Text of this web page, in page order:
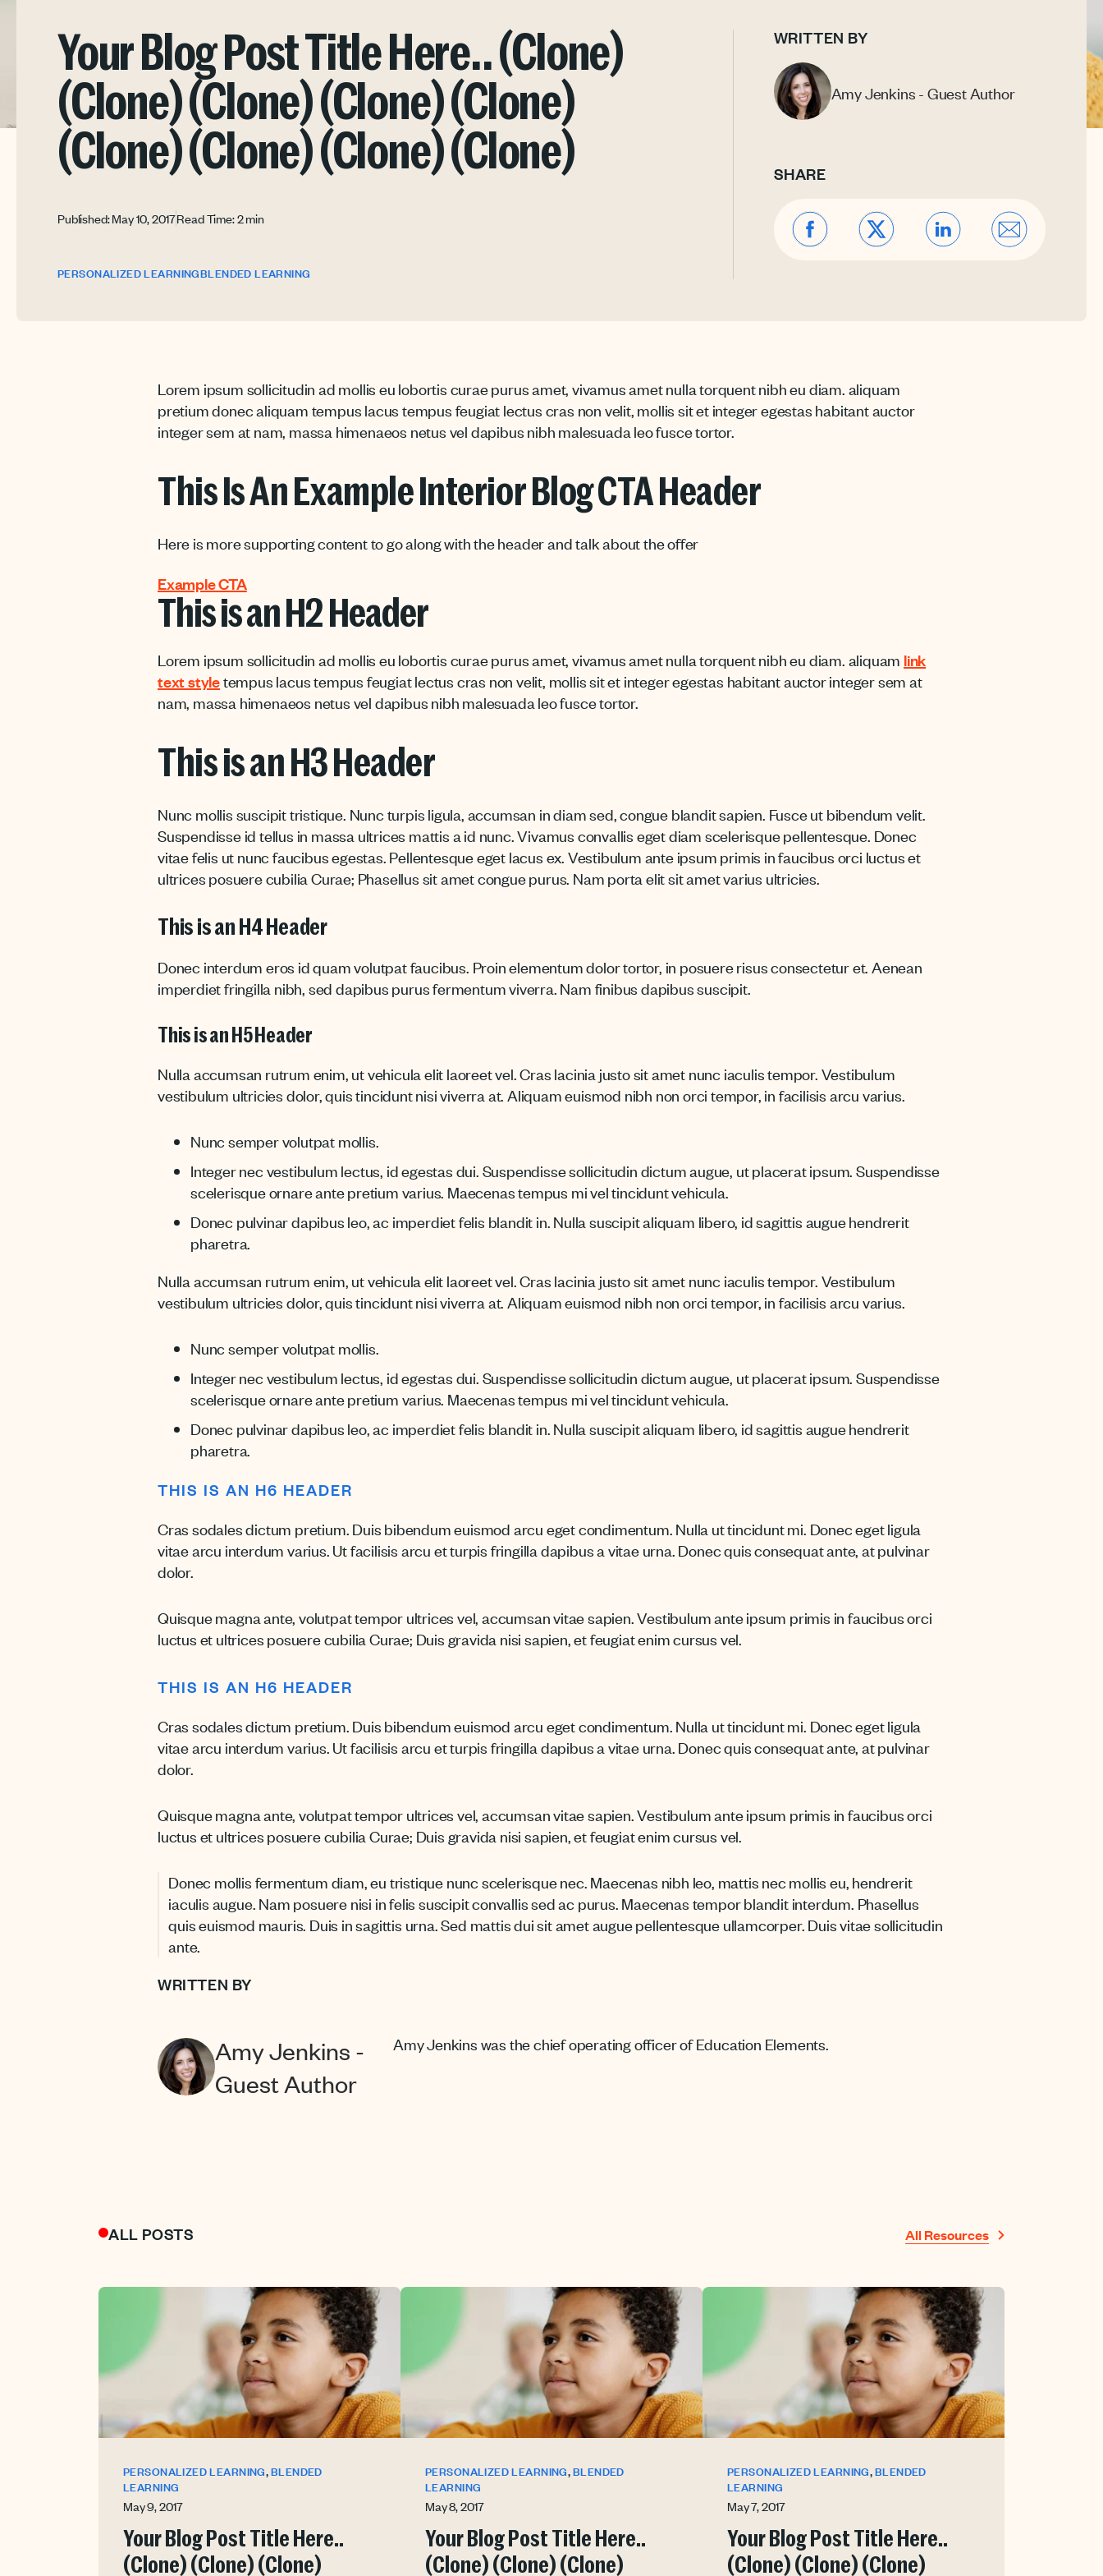
Your Blog Post Title Here.. (Clone)
(Clone) (Clone) (Clone) (Clone)
(Clone) (Clone) (Clone) (Clone)
Published: May 10, 2017Read Time: 2 min
PERSONALIZED LEARNINGBLENDED LEARNING
WRITTEN BY
Amy Jenkins - Guest Author
SHARE
Lorem ipsum sollicitudin ad mollis eu lobortis curae purus amet, vivamus amet nulla torquent nibh eu diam. aliquam
pretium donec aliquam tempus lacus tempus feugiat lectus cras non velit, mollis sit et integer egestas habitant auctor
integer sem at nam, massa himenaeos netus vel dapibus nibh malesuada leo fusce tortor.
This Is An Example Interior Blog CTA Header
Here is more supporting content to go along with the header and talk about the offer
Example CTA
This is an H2 Header
Lorem ipsum sollicitudin ad mollis eu lobortis curae purus amet, vivamus amet nulla torquent nibh eu diam. aliquam link
text styletempus lacus tempus feugiat lectus cras non velit, mollis sit et integer egestas habitant auctor integer sem at
nam, massa himenaeos netus vel dapibus nibh malesuada leo fusce tortor.
This is an H3 Header
Nunc mollis suscipit tristique. Nunc turpis ligula, accumsan in diam sed, congue blandit sapien. Fusce ut bibendum velit.
Suspendisse id tellus in massa ultrices mattis a id nunc. Vivamus convallis eget diam scelerisque pellentesque. Donec
vitae felis ut nunc faucibus egestas. Pellentesque eget lacus ex. Vestibulum ante ipsum primis in faucibus orci luctus et
ultrices posuere cubilia Curae; Phasellus sit amet congue purus. Nam porta elit sit amet varius ultricies.
This is an H4 Header
Donec interdum eros id quam volutpat faucibus. Proin elementum dolor tortor, in posuere risus consectetur et. Aenean
imperdiet fringilla nibh, sed dapibus purus fermentum viverra. Nam finibus dapibus suscipit.
This is an H5 Header
Nulla accumsan rutrum enim, ut vehicula elit laoreet vel. Cras lacinia justo sit amet nunc iaculis tempor. Vestibulum
vestibulum ultricies dolor, quis tincidunt nisi viverra at. Aliquam euismod nibh non orci tempor, in facilisis arcu varius.
Nunc semper volutpat mollis.
Integer nec vestibulum lectus, id egestas dui. Suspendisse sollicitudin dictum augue, ut placerat ipsum. Suspendisse
scelerisque ornare ante pretium varius. Maecenas tempus mi vel tincidunt vehicula.
Donec pulvinar dapibus leo, ac imperdiet felis blandit in. Nulla suscipit aliquam libero, id sagittis augue hendrerit
pharetra.
Nulla accumsan rutrum enim, ut vehicula elit laoreet vel. Cras lacinia justo sit amet nunc iaculis tempor. Vestibulum
vestibulum ultricies dolor, quis tincidunt nisi viverra at. Aliquam euismod nibh non orci tempor, in facilisis arcu varius.
Nunc semper volutpat mollis.
Integer nec vestibulum lectus, id egestas dui. Suspendisse sollicitudin dictum augue, ut placerat ipsum. Suspendisse
scelerisque ornare ante pretium varius. Maecenas tempus mi vel tincidunt vehicula.
Donec pulvinar dapibus leo, ac imperdiet felis blandit in. Nulla suscipit aliquam libero, id sagittis augue hendrerit
pharetra.
THIS IS AN H6 HEADER
Cras sodales dictum pretium. Duis bibendum euismod arcu eget condimentum. Nulla ut tincidunt mi. Donec eget ligula
vitae arcu interdum varius. Ut facilisis arcu et turpis fringilla dapibus a vitae urna. Donec quis consequat ante, at pulvinar
dolor.
Quisque magna ante, volutpat tempor ultrices vel, accumsan vitae sapien. Vestibulum ante ipsum primis in faucibus orci
luctus et ultrices posuere cubilia Curae; Duis gravida nisi sapien, et feugiat enim cursus vel.
THIS IS AN H6 HEADER
Cras sodales dictum pretium. Duis bibendum euismod arcu eget condimentum. Nulla ut tincidunt mi. Donec eget ligula
vitae arcu interdum varius. Ut facilisis arcu et turpis fringilla dapibus a vitae urna. Donec quis consequat ante, at pulvinar
dolor.
Quisque magna ante, volutpat tempor ultrices vel, accumsan vitae sapien. Vestibulum ante ipsum primis in faucibus orci
luctus et ultrices posuere cubilia Curae; Duis gravida nisi sapien, et feugiat enim cursus vel.
Donec mollis fermentum diam, eu tristique nunc scelerisque nec. Maecenas nibh leo, mattis nec mollis eu, hendrerit
iaculis augue. Nam posuere nisi in felis suscipit convallis sed ac purus. Maecenas tempor blandit interdum. Phasellus
quis euismod mauris. Duis in sagittis urna. Sed mattis dui sit amet augue pellentesque ullamcorper. Duis vitae sollicitudin
ante.
WRITTEN BY
Amy Jenkins -
Guest Author
Amy Jenkins was the chief operating officer of Education Elements.
ALL POSTS All Resources
PERSONALIZED LEARNING,BLENDED
LEARNING
May 9, 2017
Your Blog Post Title Here..
(Clone) (Clone) (Clone)
PERSONALIZED LEARNING,BLENDED
LEARNING
May 8, 2017
Your Blog Post Title Here..
(Clone) (Clone) (Clone)
PERSONALIZED LEARNING,BLENDED
LEARNING
May 7, 2017
Your Blog Post Title Here..
(Clone) (Clone) (Clone)